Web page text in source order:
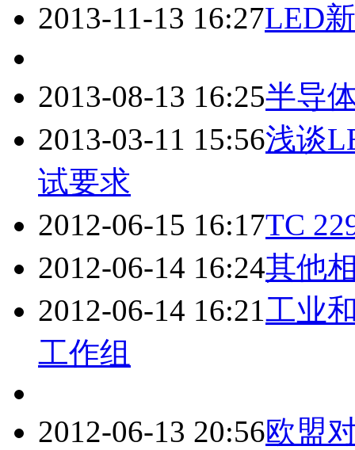
2013-11-13 16:27LED
2013-08-13 16:25半导
2013-03-11 15:56浅谈
试要求
2012-06-15 16:17TC
2012-06-14 16:24其他
2012-06-14 16:21工业
工作组
2012-06-13 20:56欧盟